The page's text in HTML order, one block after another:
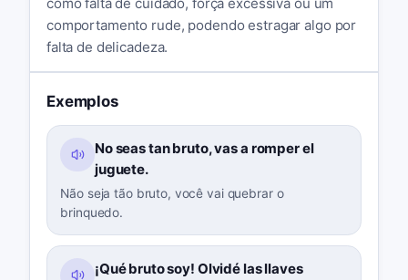
comportamento rude, podendo estragar algo por
falta de delicadeza.
Exemplos
No seas tan bruto, vas a romper el
juguete.
Não seja tão bruto, você vai quebrar o
brinquedo.
¡Qué bruto soy! Olvidé las llaves